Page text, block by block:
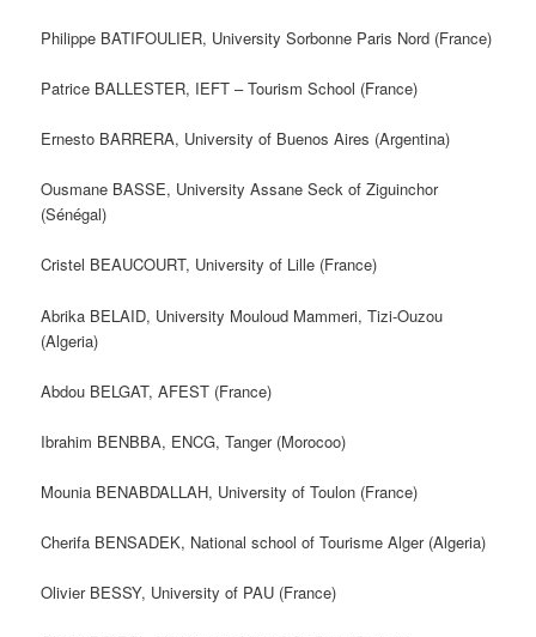
Philippe BATIFOULIER, University Sorbonne Paris Nord (France)
Patrice BALLESTER, IEFT – Tourism School (France)
Ernesto BARRERA, University of Buenos Aires (Argentina)
Ousmane BASSE, University Assane Seck of Ziguinchor
(Sénégal)
Cristel BEAUCOURT, University of Lille (France)
Abrika BELAID, University Mouloud Mammeri, Tizi-Ouzou
(Algeria)
Abdou BELGAT, AFEST (France)
Ibrahim BENBBA, ENCG, Tanger (Morocoo)
Mounia BENABDALLAH, University of Toulon (France)
‎Cherifa BENSADEK, National school of Tourisme Alger (Algeria)
Olivier BESSY, University of PAU (France)